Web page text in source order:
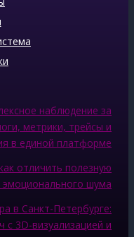
наблюдение за
метрики, трейсы и
в единой платформе
отличить полезную
шума
в Санкт-Петербурге:
с 3D-визуализацией и